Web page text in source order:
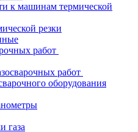
к машинам термической
резки
работ
работ
оборудования
газа